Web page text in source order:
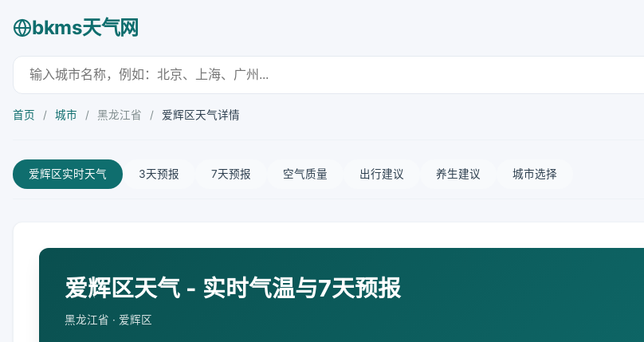
bkms天气网
首页 / 城市 / 黑龙江省 / 爱辉区天气详情
爱辉区实时天气 3天预报 7天预报 空气质量 出行建议 养生建议 城市选择
爱辉区天气 - 实时气温与7天预报
黑龙江省 · 爱辉区